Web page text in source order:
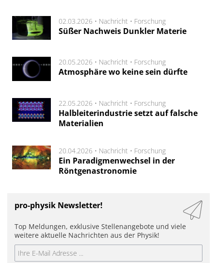
02.03.2026 • Nachricht • Forschung
Süßer Nachweis Dunkler Materie
20.05.2026 • Nachricht • Forschung
Atmosphäre wo keine sein dürfte
22.05.2026 • Nachricht • Forschung
Halbleiterindustrie setzt auf falsche
Materialien
20.04.2026 • Nachricht • Forschung
Ein Paradigmenwechsel in der
Röntgenastronomie
pro-physik Newsletter!
Top Meldungen, exklusive Stellenangebote und viele
weitere aktuelle Nachrichten aus der Physik!